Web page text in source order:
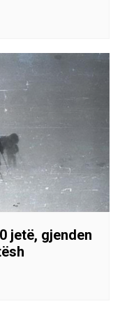
jetë, gjenden